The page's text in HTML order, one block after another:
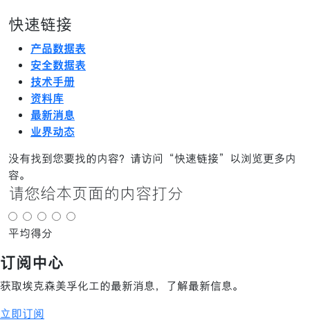
快速链接
产品数据表
安全数据表
技术手册
资料库
最新消息
业界动态
没有找到您要找的内容？请访问“快速链接”以浏览更多内
容。
请您给本页面的内容打分
平均得分
订阅中心
获取埃克森美孚化工的最新消息，了解最新信息。
立即订阅